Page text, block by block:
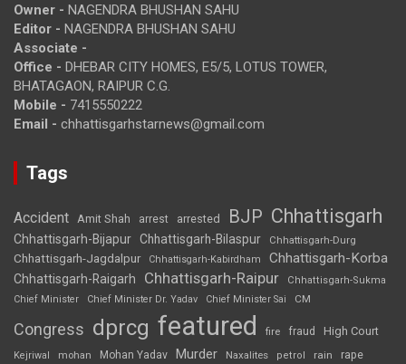
Owner - NAGENDRA BHUSHAN SAHU
Editor - NAGENDRA BHUSHAN SAHU
Associate -
Office - DHEBAR CITY HOMES, E5/5, LOTUS TOWER,
BHATAGAON, RAIPUR C.G.
Mobile - 7415550222
Email - chhattisgarhstarnews@gmail.com
Tags
Accident Amit Shah arrest arrested BJP Chhattisgarh
Chhattisgarh-Bijapur Chhattisgarh-Bilaspur Chhattisgarh-Durg
Chhattisgarh-Jagdalpur Chhattisgarh-Kabirdham Chhattisgarh-Korba
Chhattisgarh-Raigarh Chhattisgarh-Raipur
Chhattisgarh-Sukma
Chief Minister
Chief Minister Dr. Yadav Chief Minister Sai CM
Congress dprcg featured fire fraud High Court
Kejriwal mohan Mohan Yadav Murder Naxalites petrol rain rape